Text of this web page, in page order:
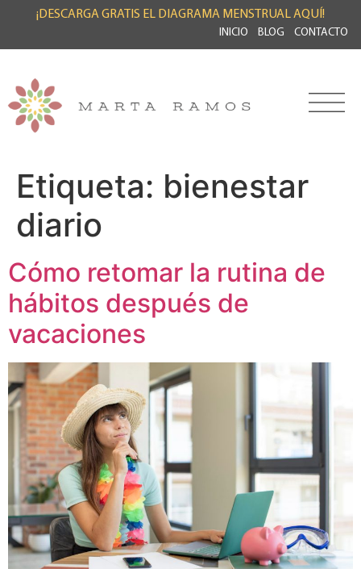
¡DESCARGA GRATIS EL DIAGRAMA MENSTRUAL AQUÍ!
INICIO BLOG CONTACTO
Etiqueta: bienestar
diario
Cómo retomar la rutina de
hábitos después de
vacaciones